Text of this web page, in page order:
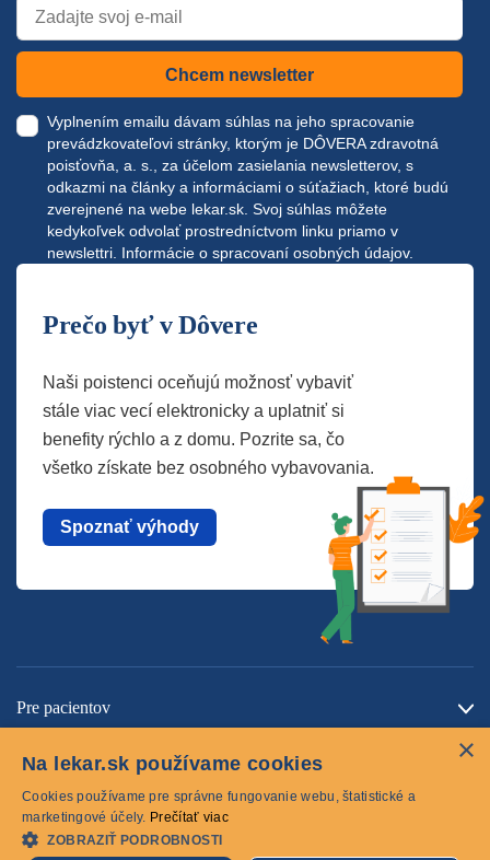
Chcem newsletter
Vyplnením emailu dávam súhlas na jeho spracovanie
prevádzkovateľovi stránky, ktorým je DÔVERA zdravotná
poisťovňa, a. s., za účelom zasielania newsletterov, s
odkazmi na články a informáciami o súťažiach, ktoré budú
zverejnené na webe lekar.sk. Svoj súhlas môžete
kedykoľvek odvolať prostredníctvom linku priamo v
newslettri. Informácie o spracovaní osobných údajov.
Prečo byť v Dôvere
Naši poistenci oceňujú možnosť vybaviť
stále viac vecí elektronicky a uplatniť si
benefity rýchlo a z domu. Pozrite sa, čo
všetko získate bez osobného vybavovania.
Spoznať výhody
Pre pacientov
Cookies
×
Na lekar.sk používame cookies
Cookies používame pre správne fungovanie webu, štatistické a
marketingové účely. Prečítať viac
ZOBRAZIŤ PODROBNOSTI